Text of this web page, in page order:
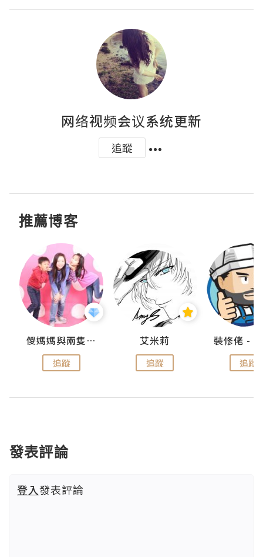
网络视频会议系统更新
追蹤
推薦博客
儍媽媽與兩隻小魔怪之家
追蹤
艾米莉
追蹤 追蹤
發表評論
登入發表評論